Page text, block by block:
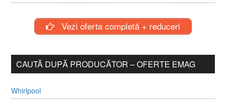
Vezi oferta completă + reduceri
CAUTĂ DUPĂ PRODUCĂTOR – OFERTE EMAG
Whirlpool